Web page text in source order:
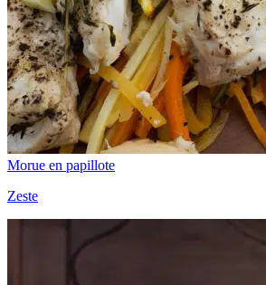
Morue en papillote
Zeste